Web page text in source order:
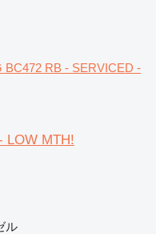
BC472 RB - SERVICED -
LOW MTH!
ル